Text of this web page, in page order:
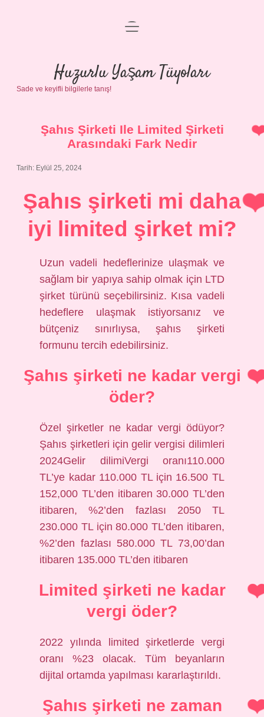
Anasayfa
Gizlilik Politikası
Yasal Uyarı
menüyü
Huzurlu Yaşam Tüyoları
Sade ve keyifli bilgilerle tanış!
Şahıs Şirketi Ile Limited Şirketi
Arasındaki Fark Nedir
Tarih: Eylül 25, 2024
Şahıs şirketi mi daha
iyi limited şirket mi?
Uzun vadeli hedeflerinize ulaşmak ve
sağlam bir yapıya sahip olmak için LTD
şirket türünü seçebilirsiniz. Kısa vadeli
hedeflere ulaşmak istiyorsanız ve
bütçeniz sınırlıysa, şahıs şirketi
formunu tercih edebilirsiniz.
Şahıs şirketi ne kadar vergi
öder?
Özel şirketler ne kadar vergi ödüyor?
Şahıs şirketleri için gelir vergisi dilimleri
2024Gelir dilimiVergi oranı110.000
TL’ye kadar 110.000 TL için 16.500 TL
152,000 TL’den itibaren 30.000 TL’den
itibaren, %2’den fazlası 2050 TL
230.000 TL için 80.000 TL’den itibaren,
%2’den fazlası 580.000 TL 73,00’dan
itibaren 135.000 TL’den itibaren
Limited şirketi ne kadar
vergi öder?
2022 yılında limited şirketlerde vergi
oranı %23 olacak. Tüm beyanların
dijital ortamda yapılması kararlaştırıldı.
Şahıs şirketi ne zaman